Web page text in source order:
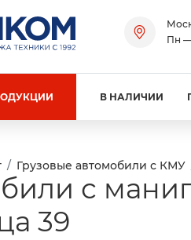
Пн —
В НАЛИЧИИ
Грузовые автомобили с КМУ
с
39